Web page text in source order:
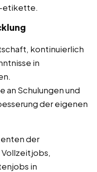
etikette.
kontinuierlich
in
an Schulungen und
der eigenen
der
in